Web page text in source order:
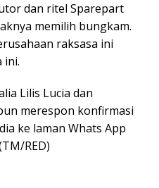
dan ritel Sparepart
memilih bungkam.
raksasa ini
ini.
Lilis Lucia dan
merespon konfirmasi
ke laman Whats App
RED)